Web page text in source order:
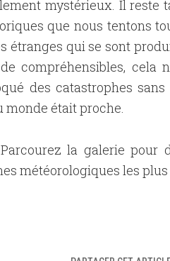
mystérieux. Il reste
que nous tentons
qui se sont
compréhensibles, cela
des catastrophes
monde était proche.
la galerie pour
météorologiques les plus